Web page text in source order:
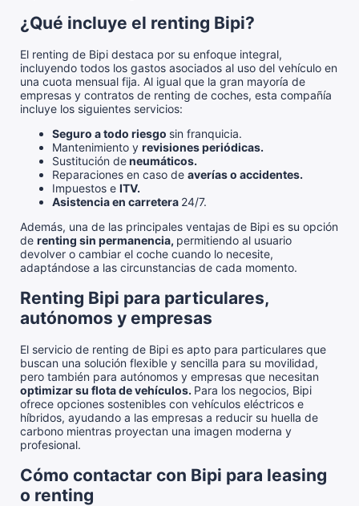
¿Qué incluye el renting Bipi?
El renting de Bipi destaca por su enfoque integral,
incluyendo todos los gastos asociados al uso del vehículo en
una cuota mensual fija. Al igual que la gran mayoría de
empresas y contratos de renting de coches, esta compañía
incluye los siguientes servicios:
Seguro a todo riesgo sin franquicia.
Mantenimiento y revisiones periódicas.
Sustitución deneumáticos.
Reparaciones en caso de averías o accidentes.
Impuestos e ITV.
Asistencia en carretera 24/7.
Además, una de las principales ventajas de Bipi es su opción
de renting sin permanencia, permitiendo al usuario
devolver o cambiar el coche cuando lo necesite,
adaptándose a las circunstancias de cada momento.
Renting Bipi para particulares,
autónomos y empresas
El servicio de renting de Bipi es apto para particulares que
buscan una solución flexible y sencilla para su movilidad,
pero también para autónomos y empresas que necesitan
optimizar su flota de vehículos. Para los negocios, Bipi
ofrece opciones sostenibles con vehículos eléctricos e
híbridos, ayudando a las empresas a reducir su huella de
carbono mientras proyectan una imagen moderna y
profesional.
Cómo contactar con Bipi para leasing
o renting